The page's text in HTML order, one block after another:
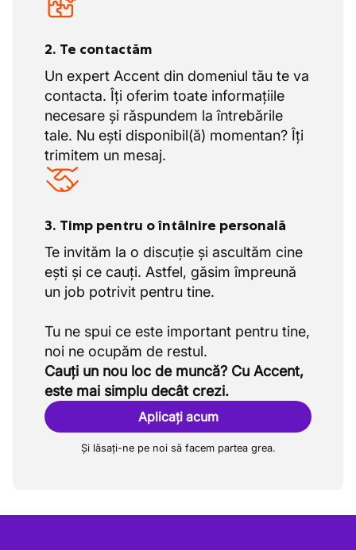
2. Te contactăm
Un expert Accent din domeniul tău te va
contacta. Îți oferim toate informațiile
necesare și răspundem la întrebările
tale. Nu ești disponibil(ă) momentan? Îți
trimitem un mesaj.
3. Timp pentru o întâlnire personală
Te invităm la o discuție și ascultăm cine
ești și ce cauți. Astfel, găsim împreună
un job potrivit pentru tine.
Tu ne spui ce este important pentru tine,
Cauți un nou loc de muncă? Cu Accent,
este mai simplu decât crezi.
Aplicați acum
Și lăsați-ne pe noi să facem partea grea.